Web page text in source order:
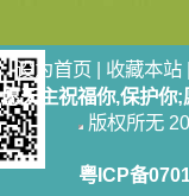
设为首页 | 收藏本站
愿天主祝福你,保护你
版权所无
粤ICP备